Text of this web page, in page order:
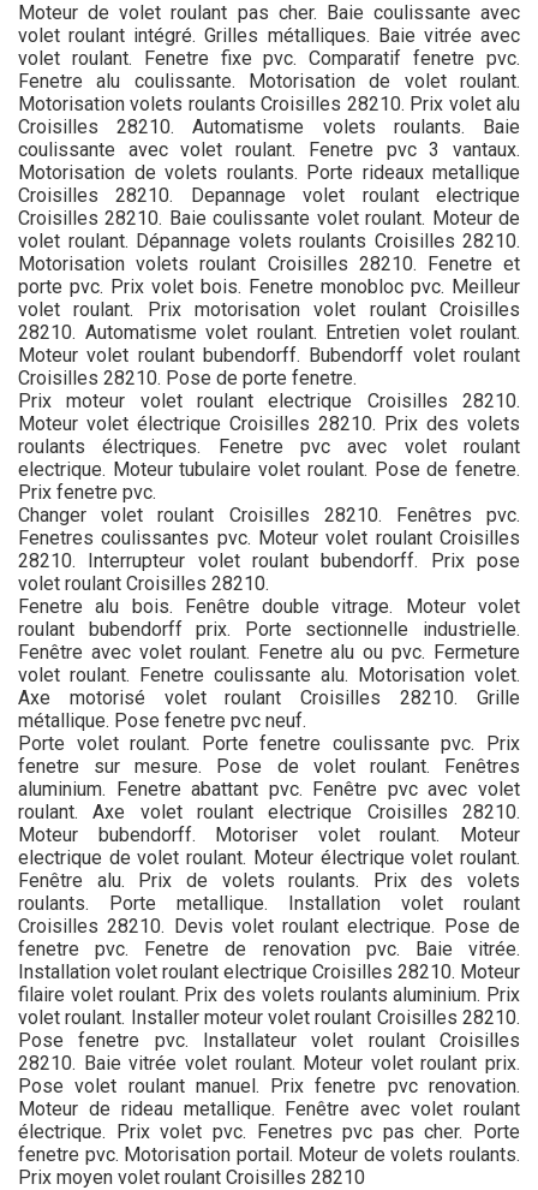
Moteur de volet roulant pas cher. Baie coulissante avec
volet roulant intégré. Grilles métalliques. Baie vitrée avec
volet roulant. Fenetre fixe pvc. Comparatif fenetre pvc.
Fenetre alu coulissante. Motorisation de volet roulant.
Motorisation volets roulants Croisilles 28210. Prix volet alu
Croisilles 28210. Automatisme volets roulants. Baie
coulissante avec volet roulant. Fenetre pvc 3 vantaux.
Motorisation de volets roulants. Porte rideaux metallique
Croisilles 28210. Depannage volet roulant electrique
Croisilles 28210. Baie coulissante volet roulant. Moteur de
volet roulant. Dépannage volets roulants Croisilles 28210.
Motorisation volets roulant Croisilles 28210. Fenetre et
porte pvc. Prix volet bois. Fenetre monobloc pvc. Meilleur
volet roulant. Prix motorisation volet roulant Croisilles
28210. Automatisme volet roulant. Entretien volet roulant.
Moteur volet roulant bubendorff. Bubendorff volet roulant
Croisilles 28210. Pose de porte fenetre.
Prix moteur volet roulant electrique Croisilles 28210.
Moteur volet électrique Croisilles 28210. Prix des volets
roulants électriques. Fenetre pvc avec volet roulant
electrique. Moteur tubulaire volet roulant. Pose de fenetre.
Prix fenetre pvc.
Changer volet roulant Croisilles 28210. Fenêtres pvc.
Fenetres coulissantes pvc. Moteur volet roulant Croisilles
28210. Interrupteur volet roulant bubendorff. Prix pose
volet roulant Croisilles 28210.
Fenetre alu bois. Fenêtre double vitrage. Moteur volet
roulant bubendorff prix. Porte sectionnelle industrielle.
Fenêtre avec volet roulant. Fenetre alu ou pvc. Fermeture
volet roulant. Fenetre coulissante alu. Motorisation volet.
Axe motorisé volet roulant Croisilles 28210. Grille
métallique. Pose fenetre pvc neuf.
Porte volet roulant. Porte fenetre coulissante pvc. Prix
fenetre sur mesure. Pose de volet roulant. Fenêtres
aluminium. Fenetre abattant pvc. Fenêtre pvc avec volet
roulant. Axe volet roulant electrique Croisilles 28210.
Moteur bubendorff. Motoriser volet roulant. Moteur
electrique de volet roulant. Moteur électrique volet roulant.
Fenêtre alu. Prix de volets roulants. Prix des volets
roulants. Porte metallique. Installation volet roulant
Croisilles 28210. Devis volet roulant electrique. Pose de
fenetre pvc. Fenetre de renovation pvc. Baie vitrée.
Installation volet roulant electrique Croisilles 28210. Moteur
filaire volet roulant. Prix des volets roulants aluminium. Prix
volet roulant. Installer moteur volet roulant Croisilles 28210.
Pose fenetre pvc. Installateur volet roulant Croisilles
28210. Baie vitrée volet roulant. Moteur volet roulant prix.
Pose volet roulant manuel. Prix fenetre pvc renovation.
Moteur de rideau metallique. Fenêtre avec volet roulant
électrique. Prix volet pvc. Fenetres pvc pas cher. Porte
fenetre pvc. Motorisation portail. Moteur de volets roulants.
Prix moyen volet roulant Croisilles 28210